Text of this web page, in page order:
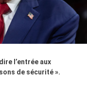
l’entrée aux
de sécurité ».